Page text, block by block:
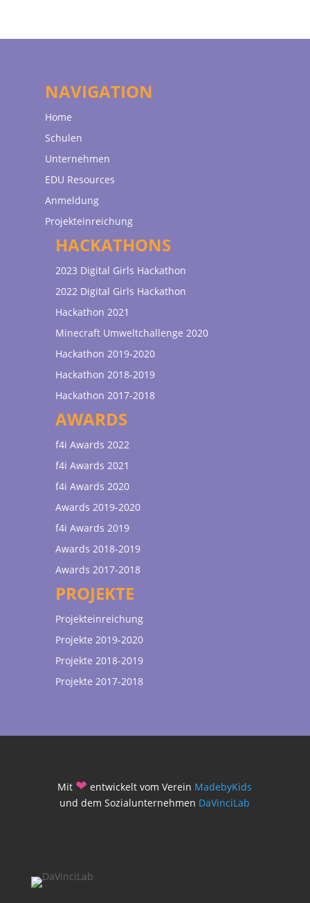
NAVIGATION
Home
Schulen
Unternehmen
EDU Resources
Anmeldung
Projekteinreichung
HACKATHONS
2023 Digital Girls Hackathon
2022 Digital Girls Hackathon
Hackathon 2021
Minecraft Umweltchallenge 2020
Hackathon 2019-2020
Hackathon 2018-2019
Hackathon 2017-2018
AWARDS
f4i Awards 2022
f4i Awards 2021
f4i Awards 2020
Awards 2019-2020
f4i Awards 2019
Awards 2018-2019
Awards 2017-2018
PROJEKTE
Projekteinreichung
Projekte 2019-2020
Projekte 2018-2019
Projekte 2017-2018
Mit ❤ entwickelt vom Verein MadebyKids
und dem Sozialunternehmen DaVinciLab